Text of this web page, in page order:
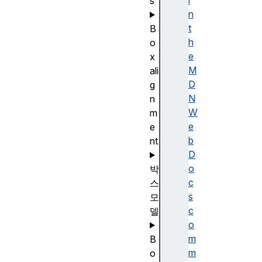
n
t
h
e
M
D
N
W
e
b
D
o
c
s
c
o
m
m
B
o
x
ali
g
n
m
e
nt
박
스
모
델
B
o